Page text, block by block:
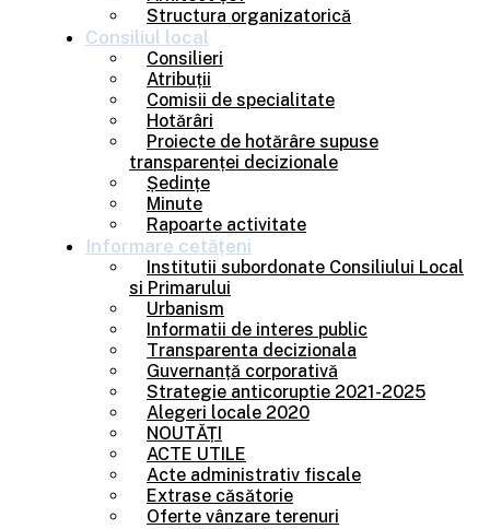
Structura organizatorică
Consiliul local
Consilieri
Atribuții
Comisii de specialitate
Hotărâri
Proiecte de hotărâre supuse
transparenței decizionale
Ședințe
Minute
Rapoarte activitate
Informare cetățeni
Institutii subordonate Consiliului Local
si Primarului
Urbanism
Informatii de interes public
Transparenta decizionala
Guvernanță corporativă
Strategie anticoruptie 2021-2025
Alegeri locale 2020
NOUTĂȚI
ACTE UTILE
Acte administrativ fiscale
Extrase căsătorie
Oferte vânzare terenuri